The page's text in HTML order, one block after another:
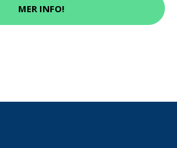
MER INFO!